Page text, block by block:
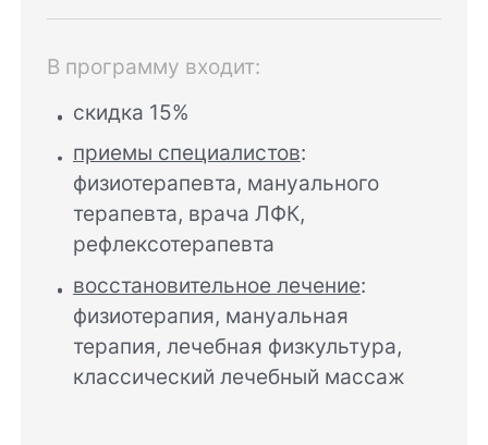
В программу входит:
скидка 15%
приемы специалистов:
физиотерапевта, мануального
терапевта, врача ЛФК,
рефлексотерапевта
восстановительное лечение:
физиотерапия, мануальная
терапия, лечебная физкультура,
классический лечебный массаж